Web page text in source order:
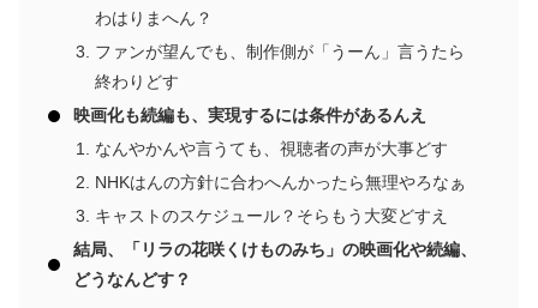
わはりまへん？
ファンが望んでも、制作側が「うーん」言うたら
終わりどす
映画化も続編も、実現するには条件があるんえ
なんやかんや言うても、視聴者の声が大事どす
NHKはんの方針に合わへんかったら無理やろなぁ
キャストのスケジュール？そらもう大変どすえ
結局、「リラの花咲くけものみち」の映画化や続編、
どうなんどす？